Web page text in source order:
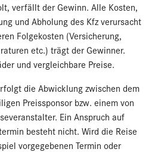
verfällt der Gewinn. Alle Kosten,
und Abholung des Kfz verursacht
Folgekosten (Versicherung,
etc.) trägt der Gewinner.
und vergleichbare Preise.
die Abwicklung zwischen dem
Preissponsor bzw. einem von
Ein Anspruch auf
besteht nicht. Wird die Reise
vorgegebenen Termin oder